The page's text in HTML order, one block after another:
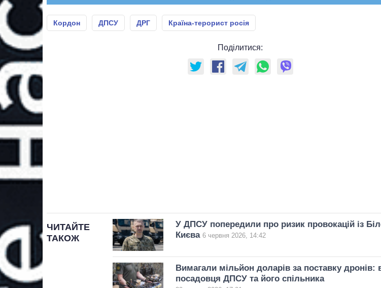
Кордон ДПСУ ДРГ Країна-терорист росія
Поділитися:
ЧИТАЙТЕ
ТАКОЖ
У ДПСУ попередили про ризик провокацій із
Києва 6 червня 2026, 14:42
Вимагали мільйон доларів за поставку дронів:
посадовця ДПСУ та його спільника